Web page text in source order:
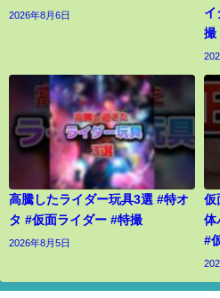
2026年8月6日
イ
撮
高騰したライダー玩具3選 #特オ
タ #仮面ライダー #特撮
2026年8月5日
仮
体
#